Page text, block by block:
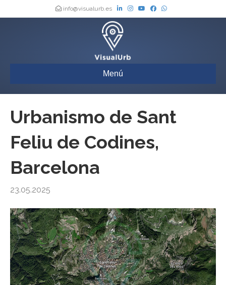
info@visualurb.es
Menú
Urbanismo de Sant
Feliu de Codines,
Barcelona
23.05.2025